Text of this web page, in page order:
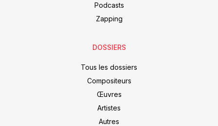
Podcasts
Zapping
DOSSIERS
Tous les dossiers
Compositeurs
Œuvres
Artistes
Autres